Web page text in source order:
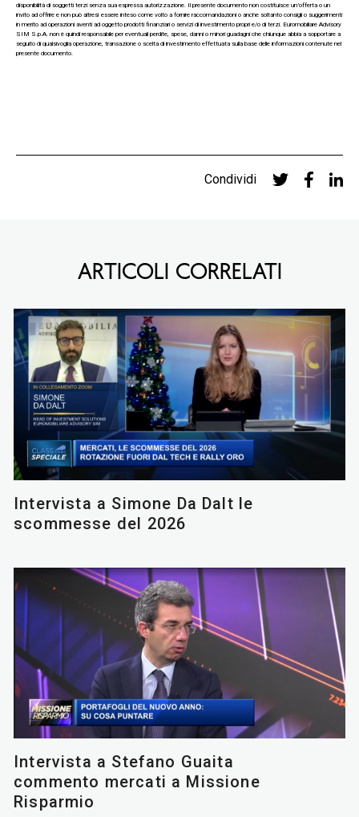
disponibilità di soggetti terzi senza sua espressa autorizzazione. Il presente documento non costituisce un’offerta o un
invito ad offrire e non può altresì essere inteso come volto a fornire raccomandazioni o anche soltanto consigli o suggerimenti
in merito ad operazioni aventi ad oggetto prodotti finanziari o servizi di investimento propri e/o di terzi. Euromobiliare Advisory
SIM S.p.A. non è quindi responsabile per eventuali perdite, spese, danni o minori guadagni che chiunque abbia a sopportare a
seguito di qualsivoglia operazione, transazione o scelta di investimento effettuata sulla base delle informazioni contenute nel
presente documento.
Condividi
ARTICOLI CORRELATI
Intervista a Simone Da Dalt le
scommesse del 2026
Intervista a Stefano Guaita
commento mercati a Missione
Risparmio